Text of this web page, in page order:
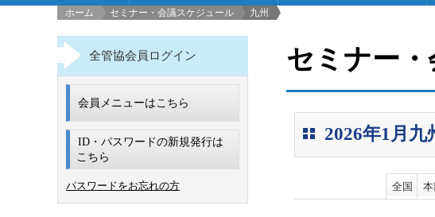
ホーム
セミナー・会議スケジュール
九州
セミナー
2026年1月
全国
全管協会員ログイン
会員メニューはこちら
ID・パスワードの新規発行は
こちら
パスワードをお忘れの方